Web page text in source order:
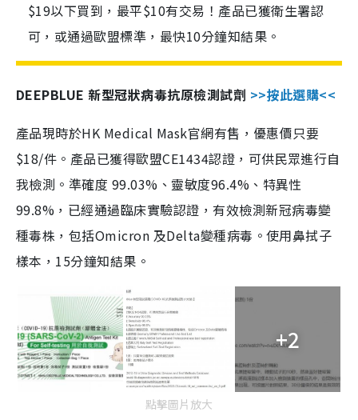
$19以下買到，最平$10有交易！產品已獲衛生署認
可，或通過歐盟標準，最快10分鐘知結果。
DEEPBLUE 新型冠狀病毒抗原檢測試劑 >>按此選購<<
產品現時於HK Medical Mask官網有售，優惠價只要
$18/件。產品已獲得歐盟CE1434認證，可供民眾進行自
我檢測。準確度 99.03%、靈敏度96.4%、特異性
99.8%，已經通過臨床實驗認證，有效檢測新冠病毒變
種毒株，包括Omicron 及Delta變種病毒。使用鼻拭子
樣本，15分鐘知結果。
+2
點擊圖片放大